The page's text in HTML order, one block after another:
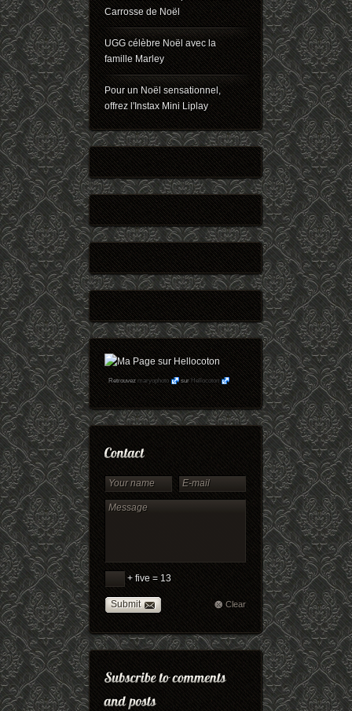
Carrosse de Noël
UGG célèbre Noël avec la
famille Marley
Pour un Noël sensationnel,
offrez l'Instax Mini Liplay
Retrouvezmaryophoto surHellocoton
+ five = 13
Submit Clear